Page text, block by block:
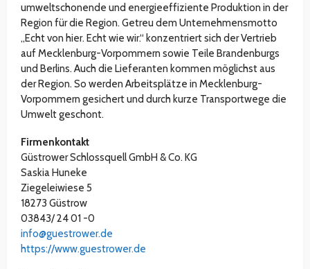
umweltschonende und energieeffiziente Produktion in der
Region für die Region. Getreu dem Unternehmensmotto
„Echt von hier. Echt wie wir.“ konzentriert sich der Vertrieb
auf Mecklenburg-Vorpommern sowie Teile Brandenburgs
und Berlins. Auch die Lieferanten kommen möglichst aus
der Region. So werden Arbeitsplätze in Mecklenburg-
Vorpommern gesichert und durch kurze Transportwege die
Umwelt geschont.
Firmenkontakt
Güstrower Schlossquell GmbH & Co. KG
Saskia Huneke
Ziegeleiwiese 5
18273 Güstrow
03843/ 24 01 -0
info@guestrower.de
https://www.guestrower.de